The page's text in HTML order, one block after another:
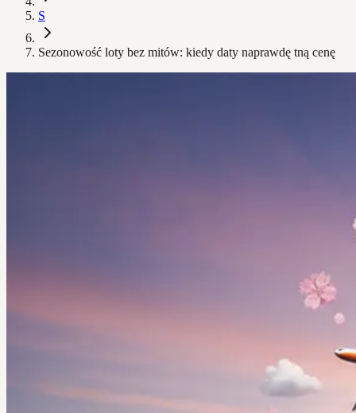
S
Sezonowość loty bez mitów: kiedy daty naprawdę tną cenę